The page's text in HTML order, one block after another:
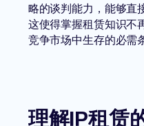
略的谈判能力，能够直
这使得掌握租赁知识不
竞争市场中生存的必需
理解IP租赁